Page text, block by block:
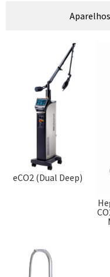
eCO2 (Dual Deep)